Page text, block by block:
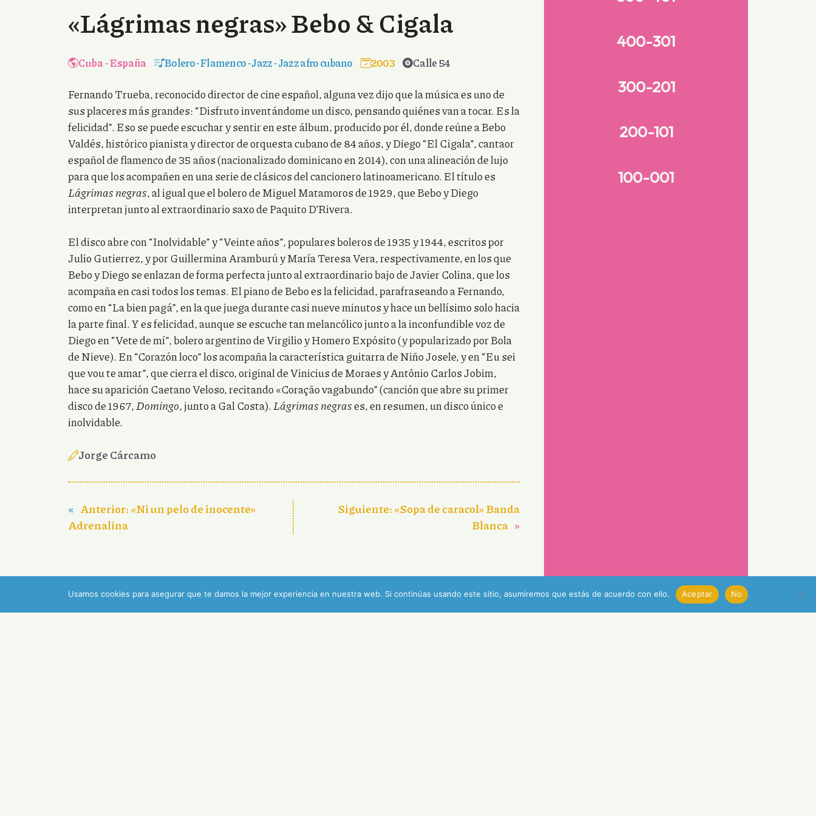
«Lágrimas negras» Bebo & Cigala
Cuba-España Bolero-Flamenco-Jazz-Jazz afro cubano 2003 Calle 54
Fernando Trueba, reconocido director de cine español, alguna vez dijo que la música es uno de
sus placeres más grandes: “Disfruto inventándome un disco, pensando quiénes van a tocar. Es la
felicidad”. Eso se puede escuchar y sentir en este álbum, producido por él, donde reúne a Bebo
Valdés, histórico pianista y director de orquesta cubano de 84 años, y Diego “El Cigala”, cantaor
español de flamenco de 35 años (nacionalizado dominicano en 2014), con una alineación de lujo
para que los acompañen en una serie de clásicos del cancionero latinoamericano. El título es
Lágrimas negras, al igual que el bolero de Miguel Matamoros de 1929, que Bebo y Diego
interpretan junto al extraordinario saxo de Paquito D’Rivera.
El disco abre con “Inolvidable” y “Veinte años”, populares boleros de 1935 y 1944, escritos por
Julio Gutierrez, y por Guillermina Aramburú y María Teresa Vera, respectivamente, en los que
Bebo y Diego se enlazan de forma perfecta junto al extraordinario bajo de Javier Colina, que los
acompaña en casi todos los temas. El piano de Bebo es la felicidad, parafraseando a Fernando,
como en “La bien pagá”, en la que juega durante casi nueve minutos y hace un bellísimo solo hacia
la parte final. Y es felicidad, aunque se escuche tan melancólico junto a la inconfundible voz de
Diego en “Vete de mí”, bolero argentino de Virgilio y Homero Expósito (y popularizado por Bola
de Nieve). En “Corazón loco” los acompaña la característica guitarra de Niño Josele, y en “Eu sei
que vou te amar”, que cierra el disco, original de Vinicius de Moraes y Antônio Carlos Jobim,
hace su aparición Caetano Veloso, recitando «Coração vagabundo” (canción que abre su primer
disco de 1967,Domingo, junto a Gal Costa).Lágrimas negrases, en resumen, un disco único e
inolvidable.
Jorge Cárcamo
« Anterior:«Ni un pelo de inocente»
Adrenalina
Siguiente:«Sopa de caracol» Banda
Blanca »
400-301
300-201
200-101
100-001
Usamos cookies para asegurar que te damos la mejor experiencia en nuestra web. Si continúas usando este sitio, asumiremos que estás de acuerdo con ello. Aceptar No